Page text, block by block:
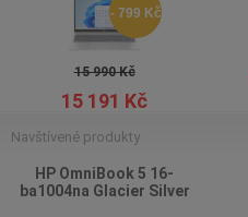
- 799 Kč
15 990 Kč
15 191 Kč
Navštívené produkty
HP OmniBook 5 16-
ba1004na Glacier Silver